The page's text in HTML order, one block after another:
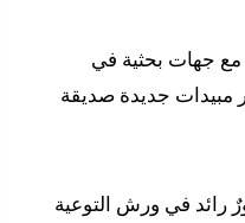
جهات بحثية في
مبيدات جديدة صديقة
رائد في ورش التوعية